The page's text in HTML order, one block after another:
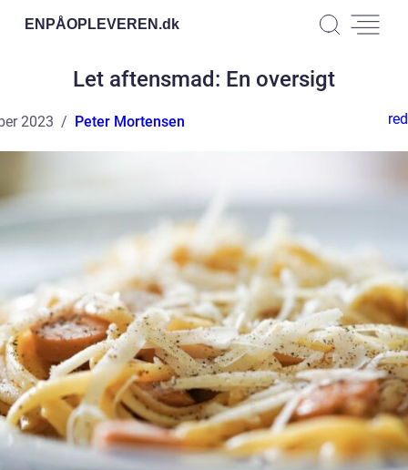
ENPÅOPLEVEREN.dk
Let aftensmad: En oversigt
2023 Peter Mortensen